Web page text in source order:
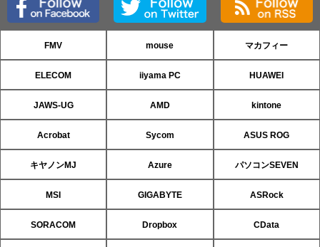
FMV mouse マカフィー
ELECOM iiyama PC HUAWEI
JAWS-UG AMD kintone
Acrobat Sycom ASUS ROG
キヤノンMJ Azure パソコンSEVEN
MSI GIGABYTE ASRock
SORACOM Dropbox CData